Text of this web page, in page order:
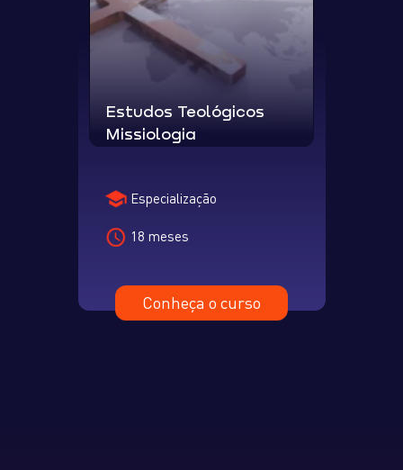
Estudos Teológicos
Missiologia
Especialização
18 meses
Conheça o curso